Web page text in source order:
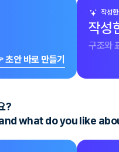
초안 바로 만들기
작성한
작성
구조와
?
what do you like